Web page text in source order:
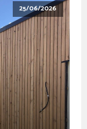
25/06/2026